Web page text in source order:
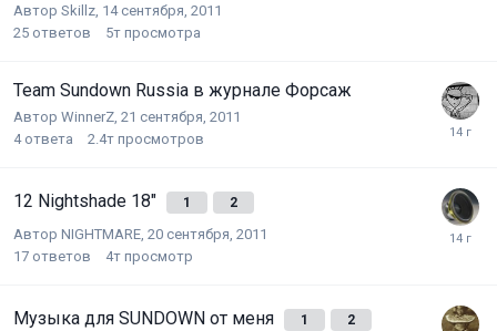
Автор Skillz 14 сентября, 2011
25 ответов 5т просмотра
Team Sundown Russia в журнале Форсаж
Автор WinnerZ 21 сентября, 2011
4 ответа 2.4т просмотров
12 Nightshade 18" 1 2
Автор NIGHTMARE 20 сентября, 2011
17 ответов 4т просмотр
Музыка для SUNDOWN от меня 1 2